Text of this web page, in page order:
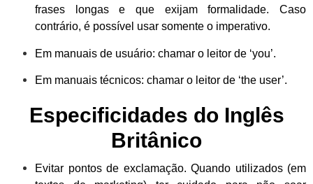
frases longas e que exijam formalidade. Caso
contrário, é possível usar somente o imperativo.
Em manuais de usuário: chamar o leitor de ‘you’.
Em manuais técnicos: chamar o leitor de ‘the user’.
Especificidades do Inglês
Britânico
Evitar pontos de exclamação. Quando utilizados (em